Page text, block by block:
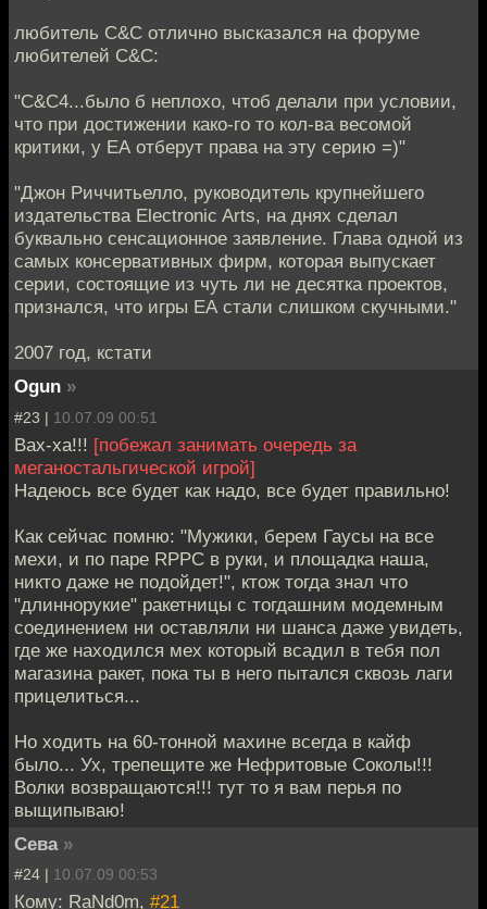
любитель C&C отлично высказался на форуме
любителей C&C:
"C&C4...было б неплохо, чтоб делали при условии,
что при достижении како-го то кол-ва весомой
критики, у ЕА отберут права на эту серию =)"
"Джон Риччитьелло, руководитель крупнейшего
издательства Electronic Arts, на днях сделал
буквально сенсационное заявление. Глава одной из
самых консервативных фирм, которая выпускает
серии, состоящие из чуть ли не десятка проектов,
признался, что игры ЕА стали слишком скучными."
2007 год, кстати
Ogun »
#23 | 10.07.09 00:51
Вах-ха!!! [побежал занимать очередь за
меганостальгической игрой]
Надеюсь все будет как надо, все будет правильно!
Как сейчас помню: "Мужики, берем Гаусы на все
мехи, и по паре RPPC в руки, и площадка наша,
никто даже не подойдет!", ктож тогда знал что
"длиннорукие" ракетницы с тогдашним модемным
соединением ни оставляли ни шанса даже увидеть,
где же находился мех который всадил в тебя пол
магазина ракет, пока ты в него пытался сквозь лаги
прицелиться...
Но ходить на 60-тонной махине всегда в кайф
было... Ух, трепещите же Нефритовые Соколы!!!
Волки возвращаются!!! тут то я вам перья по
выщипываю!
Сева »
#24 | 10.07.09 00:53
Кому: RaNd0m, #21